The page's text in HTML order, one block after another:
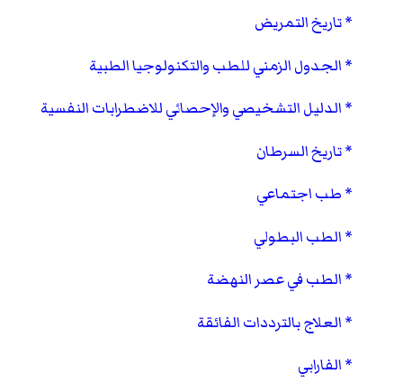
تاريخ التمريض
الجدول الزمني للطب والتكنولوجيا الطبية
الدليل التشخيصي والإحصائي للاضطرابات النفسية
تاريخ السرطان
طب اجتماعي
الطب البطولي
الطب في عصر النهضة
العلاج بالترددات الفائقة
الفارابي